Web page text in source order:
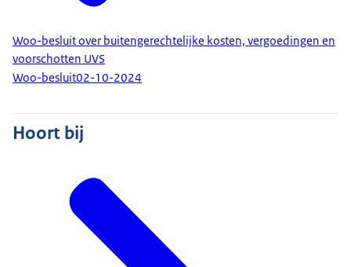
Woo-besluit over buitengerechtelijke kosten, vergoedingen en
voorschotten UVS
Woo-besluit02-10-2024
Hoort bij